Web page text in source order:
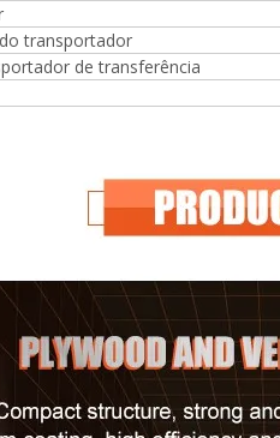
transportador
de transferência